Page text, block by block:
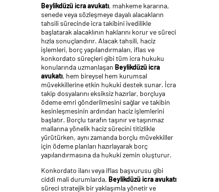
Beylikdüzü icra avukatı , mahkeme kararına,
senede veya sözleşmeye dayalı alacakların
tahsili sürecinde icra takibini ivedilikle
başlatarak alacaklının haklarını korur ve süreci
hızla sonuçlandırır. Alacak tahsili, haciz
işlemleri, borç yapılandırmaları, iflas ve
konkordato süreçleri gibi tüm icra hukuku
konularında uzmanlaşan Beylikdüzü icra
avukatı , hem bireysel hem kurumsal
müvekkillerine etkin hukuki destek sunar. İcra
takip dosyalarını eksiksiz hazırlar, borçluya
ödeme emri gönderilmesini sağlar ve takibin
kesinleşmesinin ardından haciz işlemlerini
başlatır. Borçlu tarafın taşınır ve taşınmaz
mallarına yönelik haciz sürecini titizlikle
yürütürken, aynı zamanda borçlu müvekkiller
için ödeme planları hazırlayarak borç
yapılandırmasına da hukuki zemin oluşturur.
Konkordato ilanı veya iflas başvurusu gibi
ciddi mali durumlarda, Beylikdüzü icra avukatı
süreci stratejik bir yaklaşımla yönetir ve